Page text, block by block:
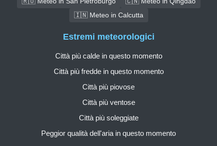
🇮🇳 Meteo in Calcutta
Estremi meteorologici
Città più calde in questo momento
Città più fredde in questo momento
Città più piovose
Città più ventose
Città più soleggiate
Peggior qualità dell'aria in questo momento